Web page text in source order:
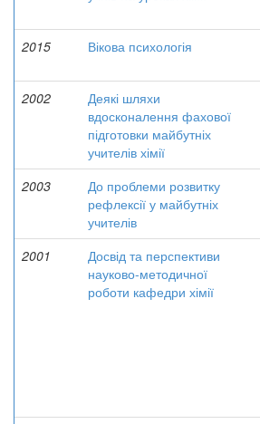
2015
Вікова психологія
2002
Деякі шляхи
вдосконалення фахової
підготовки майбутніх
учителів хімії
2003
До проблеми розвитку
рефлексії у майбутніх
учителів
2001
Досвід та перспективи
науково-методичної
роботи кафедри хімії